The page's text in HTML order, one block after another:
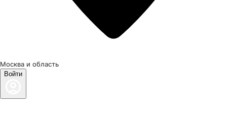
Москва и область
Войти